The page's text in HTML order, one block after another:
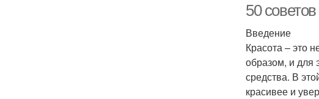
50
Введение
Красота – это
образом, и для
средства. В
красивее и